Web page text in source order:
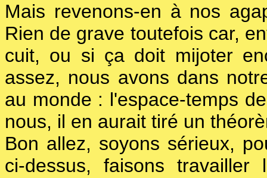
Mais revenons-en à nos
Rien de grave toutefois car,
cuit, ou si ça doit mijoter
assez, nous avons dans
au monde : l'espace-temps
nous, il en aurait tiré un
Bon allez, soyons sérieux,
ci-dessus, faisons